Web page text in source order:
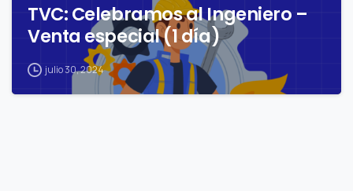
TVC: Celebramos al Ingeniero –
Venta especial (1 día)
julio 30, 2024